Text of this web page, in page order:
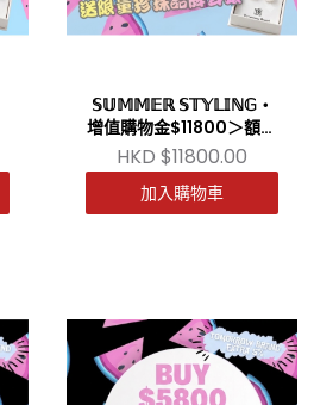
𝕊𝕌𝕄𝕄𝔼ℝ 𝕊𝕋𝕐𝕃𝕀ℕ𝔾・
增值購物金$11800＞額外
送多$13000
HKD $11800.00
加入購物車